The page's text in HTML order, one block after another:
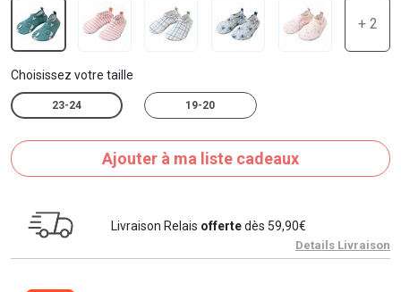
+ 2
Choisissez votre taille
23-24 19-20
Ajouter à ma liste cadeaux
Livraison Relais offertedès 59,90€
Details Livraison